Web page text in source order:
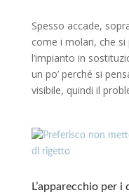
Spesso accade,
come i molari, che
l’impianto in
un po’ perché si
visibile, quindi il
L’apparecchio per